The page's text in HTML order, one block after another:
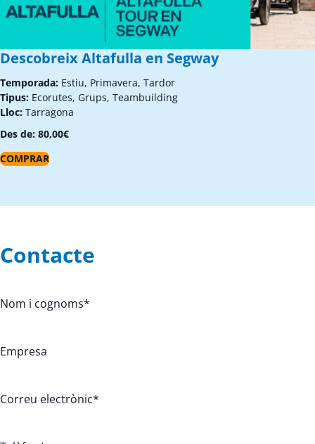
Descobreix Altafulla en Segway
Temporada: Estiu, Primavera, Tardor
Tipus: Ecorutes, Grups, Teambuilding
Lloc: Tarragona
Des de: 80,00€
COMPRAR
Contacte
Nom i cognoms*
Empresa
Correu electrònic*